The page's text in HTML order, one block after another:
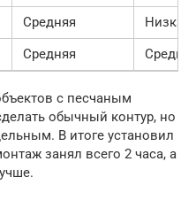
Средняя
Низкая
Средняя
с песчаным
обычный контур, но
В итоге установил
занял всего 2 часа, а